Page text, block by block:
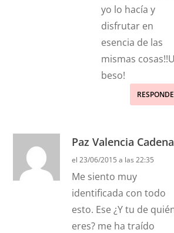
yo lo hacía y
disfrutar en
esencia de las
mismas
beso!
Paz Valencia
el 23/06/2015 a las 22:35
Me siento muy
identificada con todo
esto. Ese ¿Y tu de
eres? me ha traído